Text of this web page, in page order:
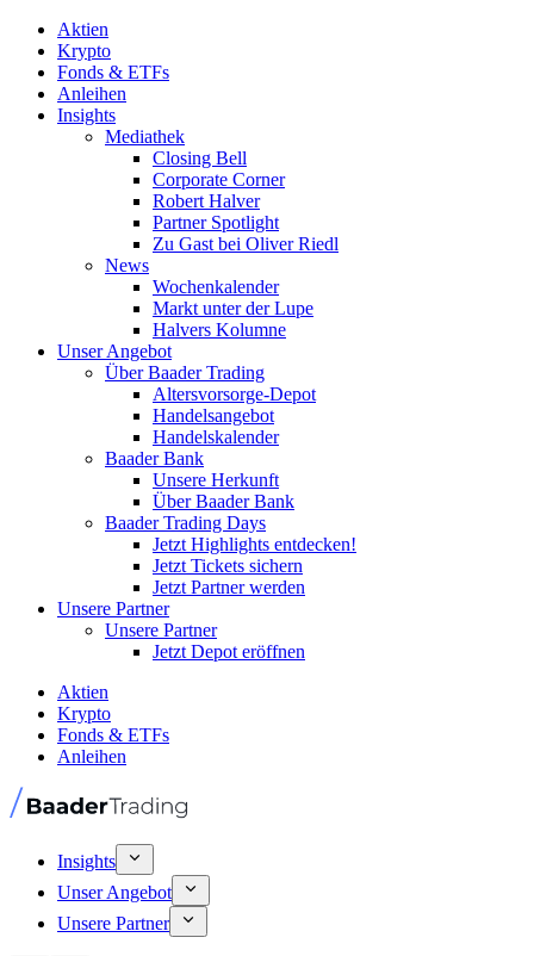
Aktien
Krypto
Fonds & ETFs
Anleihen
Insights
Mediathek
Closing Bell
Corporate Corner
Robert Halver
Partner Spotlight
Zu Gast bei Oliver Riedl
News
Wochenkalender
Markt unter der Lupe
Halvers Kolumne
Unser Angebot
Über Baader Trading
Altersvorsorge-Depot
Handelsangebot
Handelskalender
Baader Bank
Unsere Herkunft
Über Baader Bank
Baader Trading Days
Jetzt Highlights entdecken!
Jetzt Tickets sichern
Jetzt Partner werden
Unsere Partner
Unsere Partner
Jetzt Depot eröffnen
Aktien
Krypto
Fonds & ETFs
Anleihen
Insights
Unser Angebot
Unsere Partner